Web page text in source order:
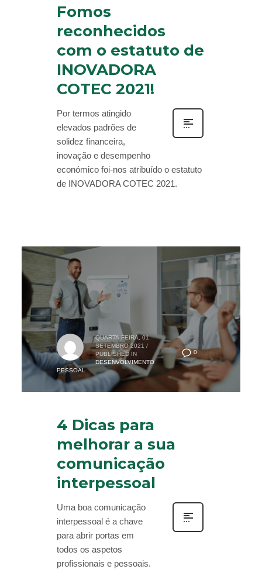
Fomos
reconhecidos
com o estatuto de
INOVADORA
COTEC 2021!
Por termos atingido
elevados padrões de
solidez financeira,
inovação e desempenho
económico foi-nos atribuído o estatuto
de INOVADORA COTEC 2021.
0
QUARTA-FEIRA, 01
SETEMBRO 2021 /
PUBLISHED IN
DESENVOLVIMENTO
PESSOAL
4 Dicas para
melhorar a sua
comunicação
interpessoal
Uma boa comunicação
interpessoal é a chave
para abrir portas em
todos os aspetos
profissionais e pessoais.